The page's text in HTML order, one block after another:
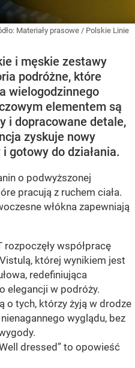
Materiały prasowe / Polskie Linie
i męskie zestawy
podróżne, które
wielogodzinnego
elementem są
i dopracowane detale,
zyskuje nowy
gotowy do działania.
o podwyższonej
pracują z ruchem ciała.
włókna zapewniają
rozpoczęły współpracę
której wynikiem jest
redefiniująca
elegancji w podróży.
o tych, którzy żyją w drodze
wyglądu, bez
dressed” to opowieść